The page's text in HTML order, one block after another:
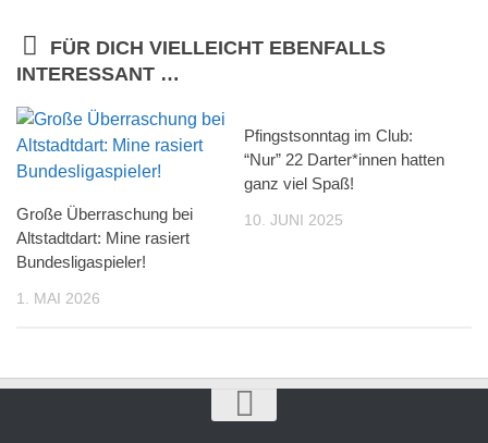
FÜR DICH VIELLEICHT EBENFALLS
INTERESSANT …
Große Überraschung bei
Altstadtdart: Mine rasiert
Bundesligaspieler!
1. MAI 2026
Pfingstsonntag im Club:
“Nur” 22 Darter*innen hatten
ganz viel Spaß!
10. JUNI 2025